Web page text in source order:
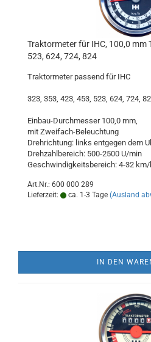
Traktormeter für IHC, 100,0 mm
523, 624, 724, 824
Traktormeter passend für IHC
323, 353, 423, 453, 523, 624, 724,
Einbau-Durchmesser 100,0 mm,
mit Zweifach-Beleuchtung
Drehrichtung: links entgegen dem
Drehzahlbereich: 500-2500 U/min
Geschwindigkeitsbereich: 4-32 km/
Art.Nr.: 600 000 289
Lieferzeit:
ca. 1-3 Tage (Ausland
IN DEN